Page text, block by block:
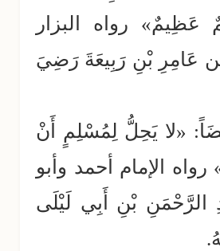
عَظِيمٌ» رواه البزار
عَامِرِ بْنِ رَبِيعَةَ رَضِيَ
«لا يَحِلُّ لِمُسْلِمٍ أَنْ
الإمام أحمد وأبو
الرَّحْمَنِ بْنِ أَبِي لَيْلَى